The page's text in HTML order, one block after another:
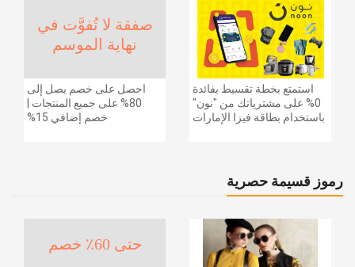
صفقة لا تُفوَّت في
نهاية الموسم
احصل على خصم يصل إلى
80% على جميع المنتجات |
خصم إضافي 15%
استمتع بخطة تقسيط بفائدة
0% على مشترياتك من "نون"
باستخدام بطاقة فيزا الإمارات
رموز قسيمة حصرية
حتى 60٪ خصم